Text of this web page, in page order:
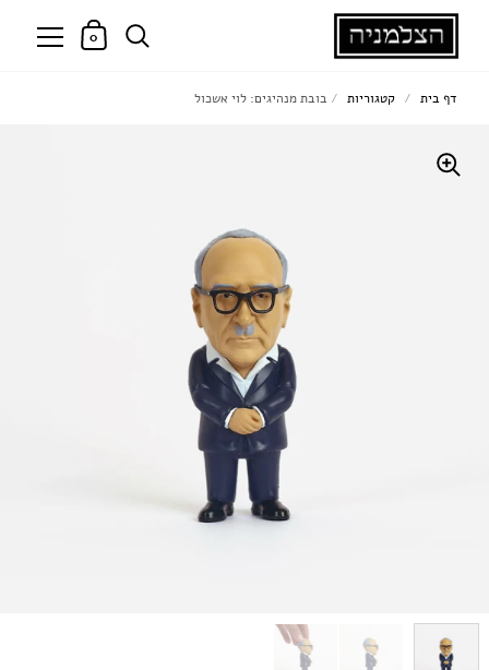
0
דף בית / קטגוריות / בובת מנהיגים: לוי אשכול